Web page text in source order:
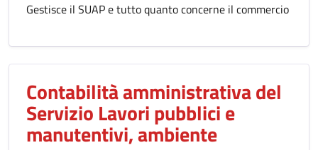
Gestisce il SUAP e tutto quanto concerne il commercio
Contabilità amministrativa del
Servizio Lavori pubblici e
manutentivi, ambiente